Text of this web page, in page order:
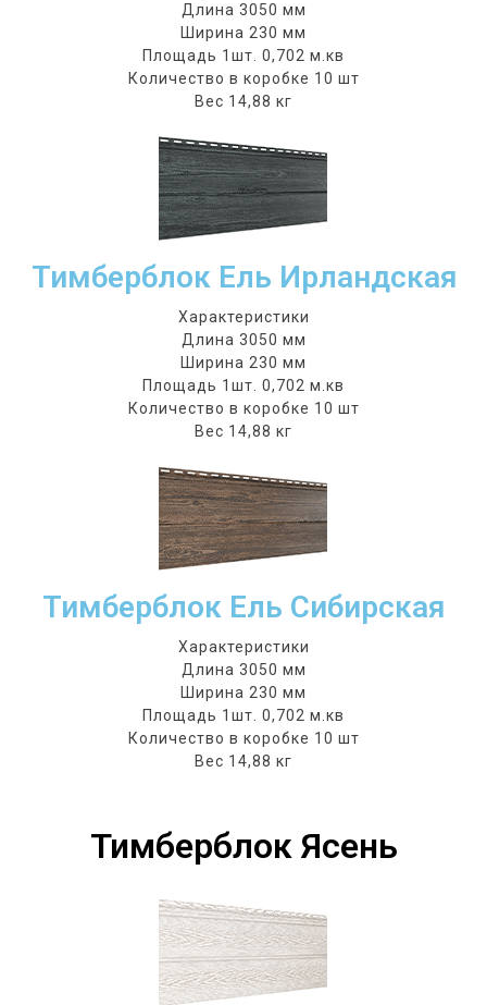
Длина 3050 мм
Ширина 230 мм
Площадь 1шт. 0,702 м.кв
Количество в коробке 10 шт
Вес 14,88 кг
Тимберблок Ель Ирландская
Характеристики
Длина 3050 мм
Ширина 230 мм
Площадь 1шт. 0,702 м.кв
Количество в коробке 10 шт
Вес 14,88 кг
Тимберблок Ель Сибирская
Характеристики
Длина 3050 мм
Ширина 230 мм
Площадь 1шт. 0,702 м.кв
Количество в коробке 10 шт
Вес 14,88 кг
Тимберблок Ясень